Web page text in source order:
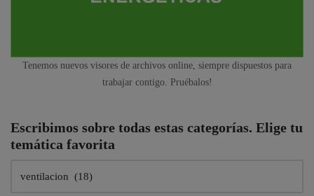
Tenemos nuevos visores de archivos online, siempre dispuestos para
trabajar contigo. Pruébalos!
Escribimos sobre todas estas categorías. Elige tu
temática favorita